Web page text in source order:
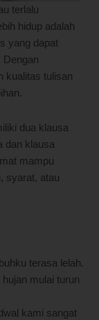
terlalu
hidup adalah
yang dapat
Dengan
kualitas tulisan
dua klausa
dan klausa
mampu
syarat, atau
terasa lelah.
mulai turun
kami sangat